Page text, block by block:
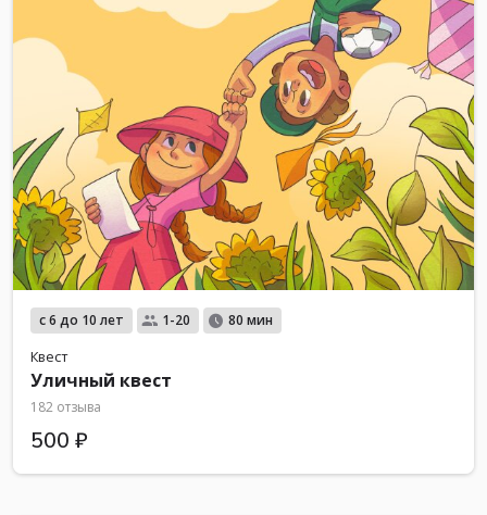
с 6 до 10 лет 1-20 80 мин
Квест
Уличный квест
182 отзыва
500 ₽